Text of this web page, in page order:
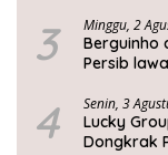
3 Minggu, 2
Berguinho
Persib
4 Senin, 3
Lucky
Dongkrak